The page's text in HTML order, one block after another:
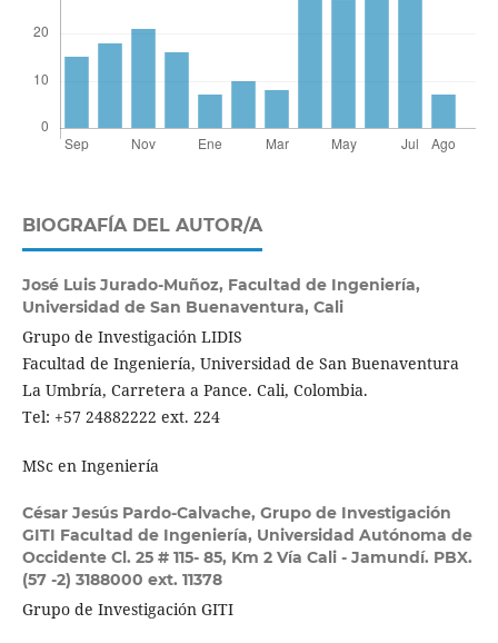
BIOGRAFÍA DEL AUTOR/A
José Luis Jurado-Muñoz, Facultad de Ingeniería,
Universidad de San Buenaventura, Cali
Grupo de Investigación LIDIS
Facultad de Ingeniería, Universidad de San Buenaventura
La Umbría, Carretera a Pance. Cali, Colombia.
Tel: +57 24882222 ext. 224
MSc en Ingeniería
César Jesús Pardo-Calvache, Grupo de Investigación
GITI Facultad de Ingeniería, Universidad Autónoma de
Occidente Cl. 25 # 115- 85, Km 2 Vía Cali - Jamundí. PBX.
(57 -2) 3188000 ext. 11378
Grupo de Investigación GITI